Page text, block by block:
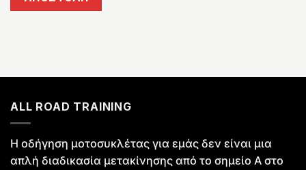
ALL ROAD TRAINING
Η οδήγηση μοτοσυκλέτας για εμάς δεν είναι μια
απλή διαδικασία μετακίνησης από το σημείο Α στο